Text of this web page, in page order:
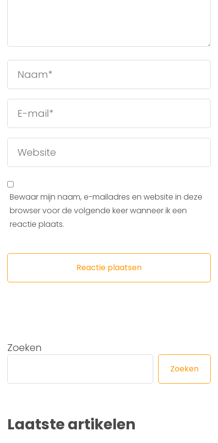
Bewaar mijn naam, e-mailadres en website in deze
browser voor de volgende keer wanneer ik een
reactie plaats.
Zoeken
Zoeken
Laatste artikelen